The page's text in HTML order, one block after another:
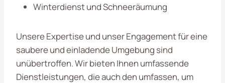
Winterdienst und Schneeräumung
Unsere Expertise und unser Engagement für eine
saubere und einladende Umgebung sind
unübertroffen. Wir bieten Ihnen umfassende
Dienstleistungen, die auch den umfassen, um